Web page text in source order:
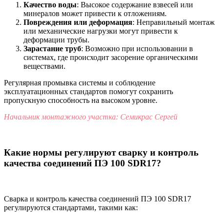
Качество воды: Высокое содержание взвесей или
минералов может привести к отложениям.
Повреждения или деформация: Неправильный монтаж
или механические нагрузки могут привести к
деформации трубы.
Зарастание труб: Возможно при использовании в
системах, где происходит засорение органическими
веществами.
Регулярная промывка системы и соблюдение
эксплуатационных стандартов помогут сохранить
пропускную способность на высоком уровне.
Начальник монтажного участка: Семикрас Сергей
Какие нормы регулируют сварку и контроль
качества соединений ПЭ 100 SDR17?
Сварка и контроль качества соединений ПЭ 100 SDR17
регулируются стандартами, такими как: